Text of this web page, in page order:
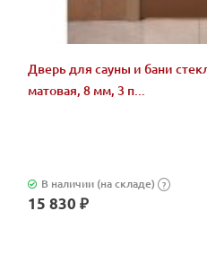
Дверь для сауны и бани
матовая, 8 мм, 3 п...
В наличии (на складе) ?
15 830 ₽